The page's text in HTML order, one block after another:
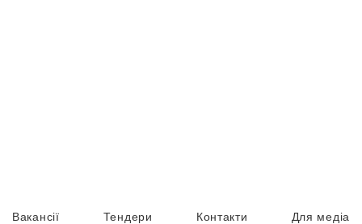
Вакансії Тендери Контакти Для медіа